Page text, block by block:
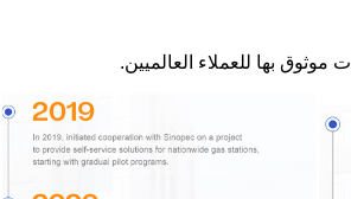
بها للعملاء العالميين.